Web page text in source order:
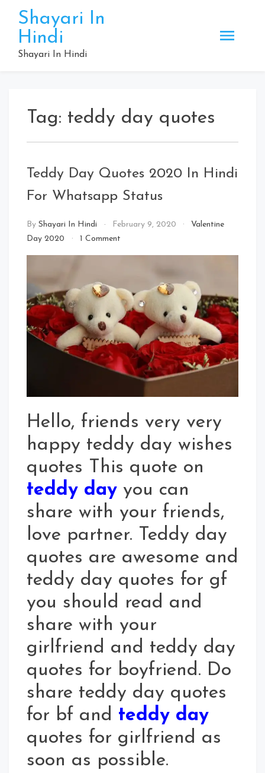
content
Shayari In
Hindi
Shayari In Hindi
Tag: teddy day quotes
Teddy Day Quotes 2020 In Hindi
For Whatsapp Status
By Shayari In Hindi February 9, 2020
Valentine
Day 2020
1 Commenton
2020
In
Hindi
For
Whatsapp
Status
Hello, friends very very
happy teddy day wishes
quotes This quote on
teddy day you can
share with your friends,
love partner. Teddy day
quotes are awesome and
teddy day quotes for gf
you should read and
share with your
girlfriend and teddy day
quotes for boyfriend. Do
share teddy day quotes
for bf and teddy day
quotes for girlfriend as
soon as possible.